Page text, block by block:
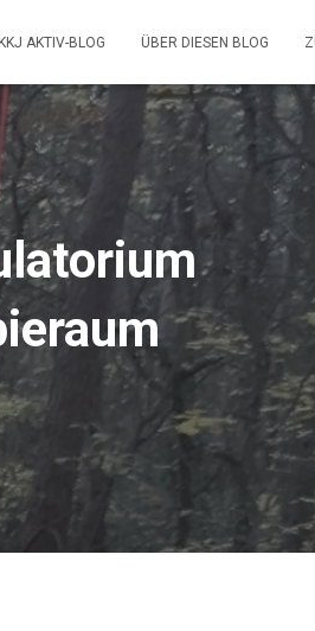
AKTIV-BLOG ÜBER DIESEN BLOG